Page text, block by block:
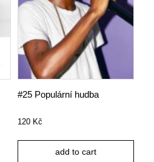
#25 Populární hudba
120 Kč
add to cart